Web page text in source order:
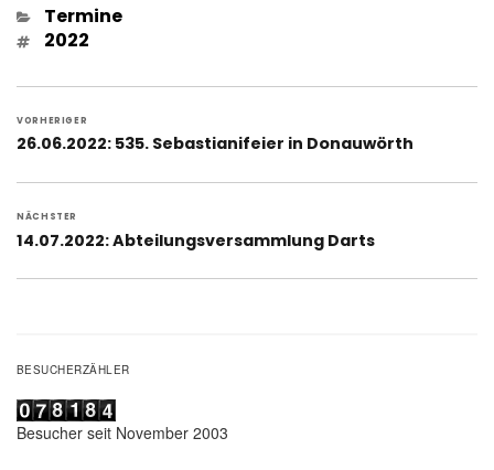
Kategorien
Termine
Schlagwörter
2022
Beitragsnavigation
VORHERIGER
Vorheriger
26.06.2022: 535. Sebastianifeier in Donauwörth
NÄCHSTER
Nächster
14.07.2022: Abteilungsversammlung Darts
BESUCHERZÄHLER
Besucher seit November 2003